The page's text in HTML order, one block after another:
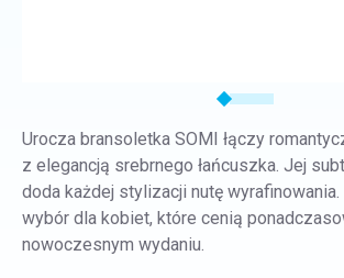
Urocza bransoletka SOMI łączy
z elegancją srebrnego łańcuszka. Jej
doda każdej stylizacji nutę wyrafinowania.
wybór dla kobiet, które cenią
nowoczesnym wydaniu.